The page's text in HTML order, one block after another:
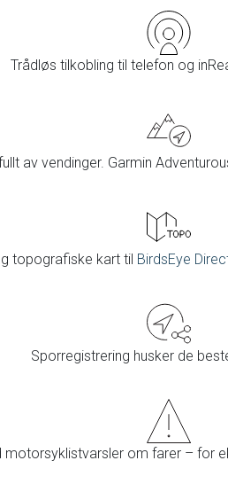
Trådløs tilkobling til telefon og
av vendinger. Garmin
topografiske kart til BirdsEye
Sporregistrering husker de
om farer – for